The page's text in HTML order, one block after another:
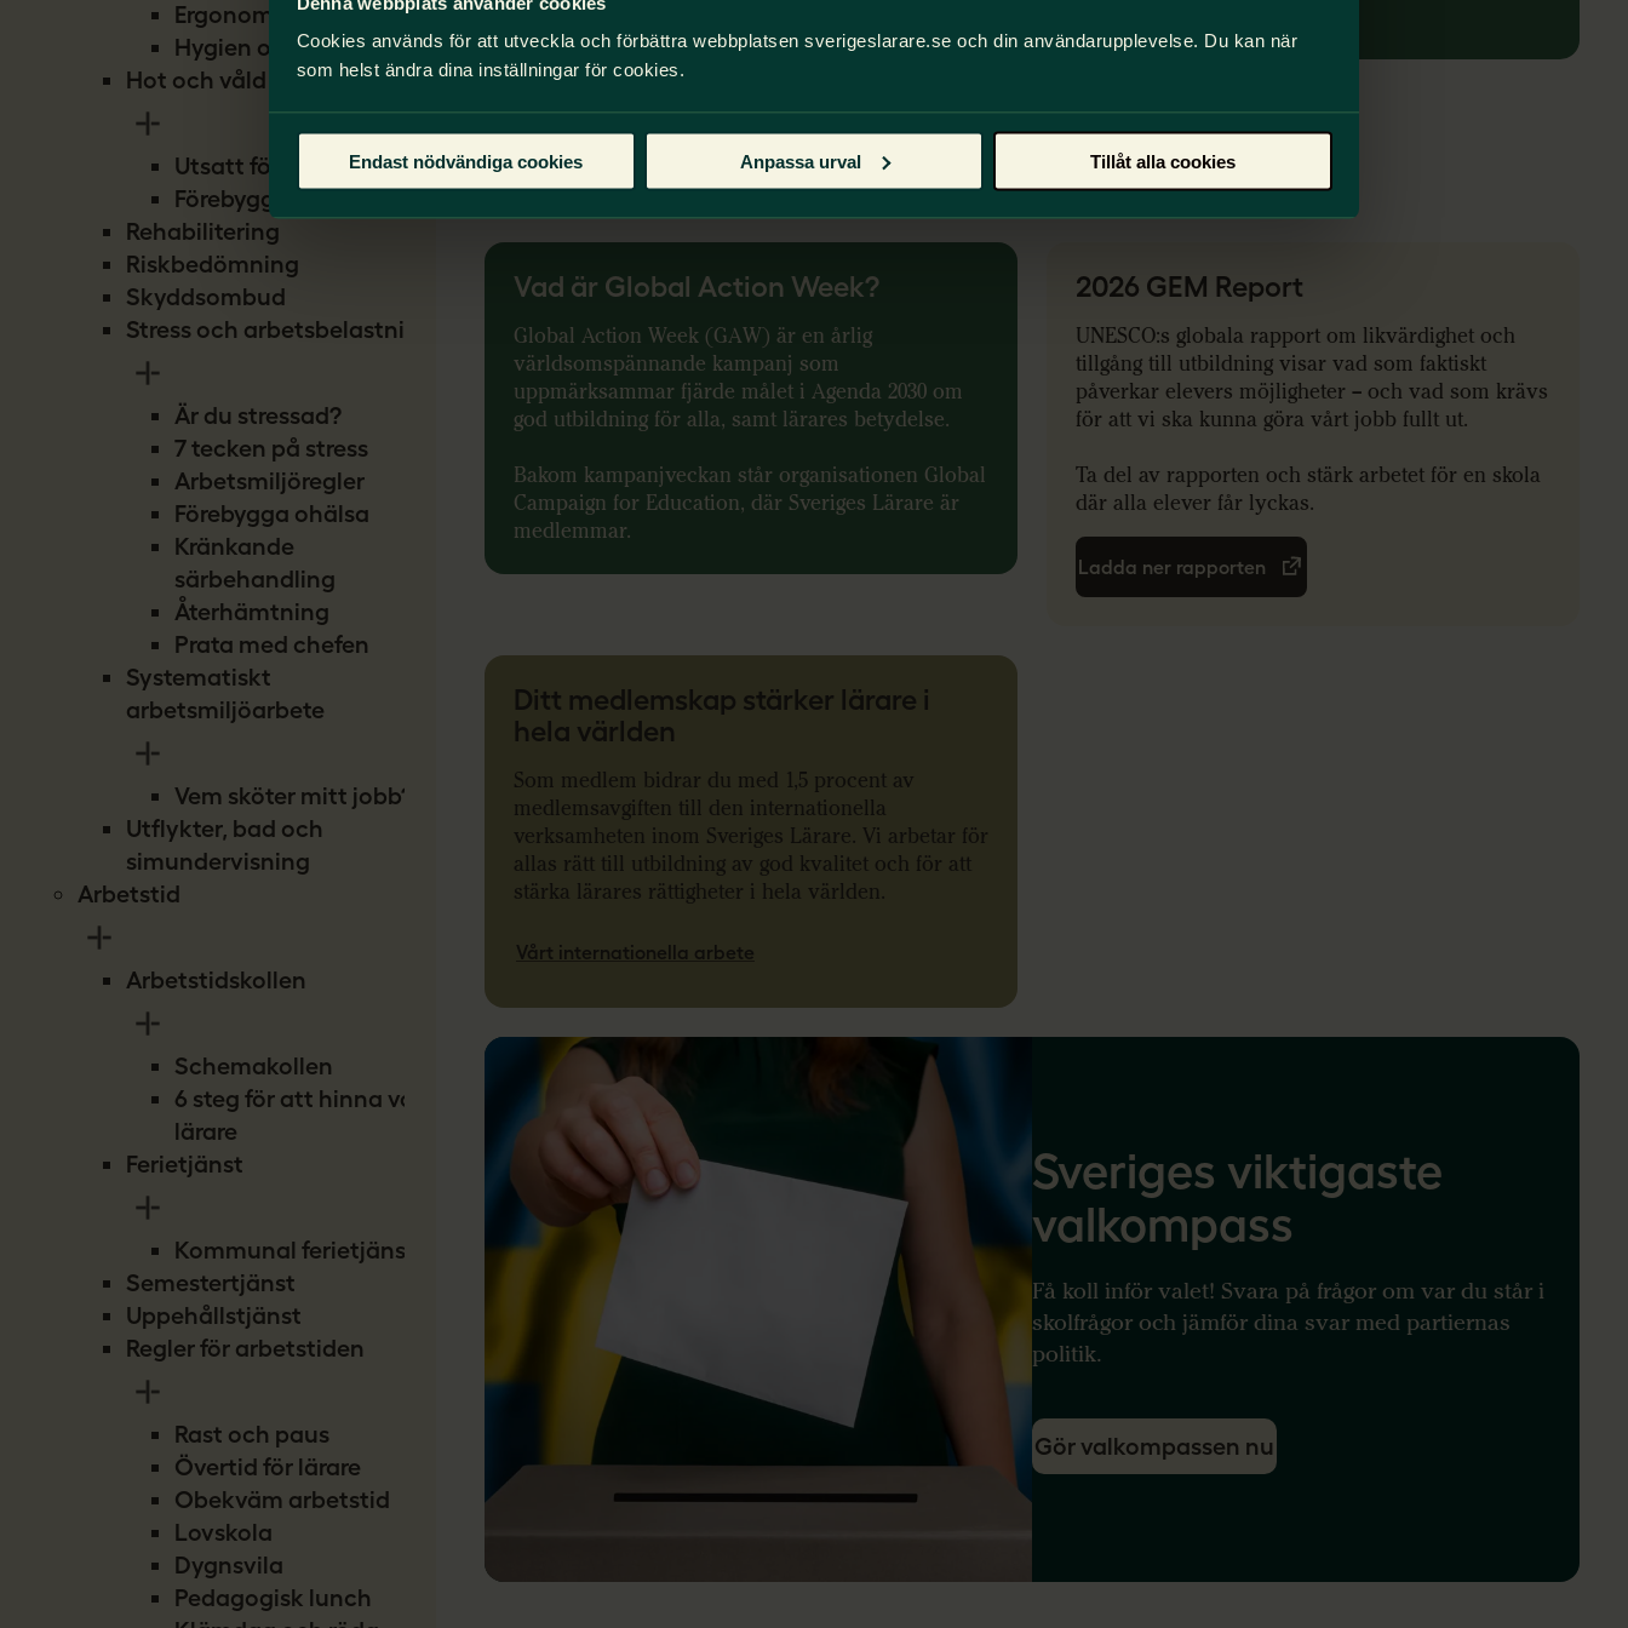
Cookies används för att utveckla och förbättra webbplatsen sverigeslarare.se och din användarupplevelse. Du kan när
som helst ändra dina inställningar för cookies.
Endast nödvändiga cookies Anpassa urval Tillåt alla cookies
Ergonomi
Hygien och smitta
Hot och våld
Utsatt för hot
Förebygg hot
Rehabilitering
Riskbedömning
Skyddsombud
Stress och arbetsbelastning
Är du stressad?
7 tecken på stress
Arbetsmiljöregler
Förebygga ohälsa
Kränkande
särbehandling
Återhämtning
Prata med chefen
Systematiskt
arbetsmiljöarbete
Vem sköter mitt jobb?
Utflykter, bad och
simundervisning
Arbetstid
Arbetstidskollen
Schemakollen
6 steg för att hinna vara
lärare
Ferietjänst
Kommunal ferietjänst
Semestertjänst
Uppehållstjänst
Regler för arbetstiden
Rast och paus
Övertid för lärare
Obekväm arbetstid
Lovskola
Dygnsvila
Pedagogisk lunch
2030 mål om utbildning.
Ståhloch förstelärarenSofie Nilssonberättar om
hurRosengårdsskolan har
Se föreläsningen
Vad är Global Action Week?
Global Action Week (GAW) är en årlig
världsomspännande kampanj som
uppmärksammar fjärde målet i Agenda 2030 om
god utbildning för alla, samt lärares betydelse.
Bakom kampanjveckan står organisationen Global
Campaign for Education, där Sveriges Lärare är
medlemmar.
2026 GEM Report
UNESCO:s globala rapport om likvärdighet och
tillgång till utbildning visar vad som faktiskt
påverkar elevers möjligheter – och vad som krävs
för att vi ska kunna göra vårt jobb fullt ut.
Ta del av rapporten och stärk arbetet för en skola
där alla elever får lyckas.
Ladda ner rapporten
Ditt medlemskap stärker lärare i
hela världen
Som medlem bidrar du med 1,5 procent av
medlemsavgiften till den internationella
verksamheten inom Sveriges Lärare. Vi arbetar för
allas rätt till utbildning av god kvalitet och för att
stärka lärares rättigheter i hela världen.
Vårt internationella arbete
Sveriges viktigaste
valkompass
Få koll inför valet! Svara på frågor om var du står i
skolfrågor och jämför dina svar med partiernas
politik.
Gör valkompassen nu